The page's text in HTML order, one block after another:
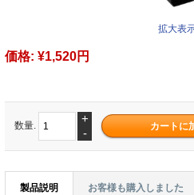
拡大表
価格: ¥1,520円
数量.
+
-
製品説明 お客様も購入しました